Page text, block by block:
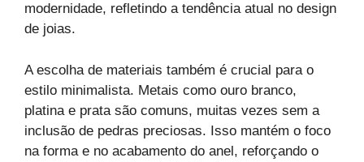
modernidade, refletindo a tendência atual no design
de joias.
A escolha de materiais também é crucial para o
estilo minimalista. Metais como ouro branco,
platina e prata são comuns, muitas vezes sem a
inclusão de pedras preciosas. Isso mantém o foco
na forma e no acabamento do anel, reforçando o